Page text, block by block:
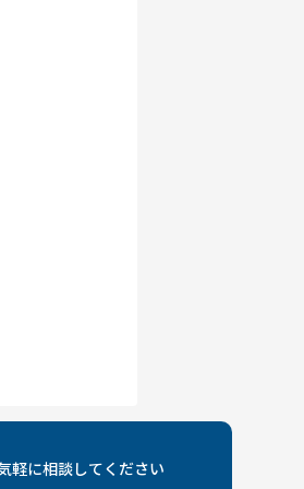
軽に相談してください